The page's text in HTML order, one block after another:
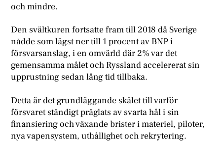
och mindre.
Den svältkuren fortsatte fram till 2018 då Sverige
nådde som lägst ner till 1 procent av BNP i
försvarsanslag, i en omvärld där 2% var det
gemensamma målet och Ryssland accelererat sin
upprustning sedan lång tid tillbaka.
Detta är det grundläggande skälet till varför
försvaret ständigt präglats av svarta hål i sin
finansiering och växande brister i materiel, piloter,
nya vapensystem, uthållighet och rekrytering.